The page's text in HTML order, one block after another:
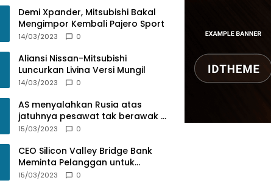
Demi Xpander, Mitsubishi Bakal
Mengimpor Kembali Pajero Sport
14/03/2023 0
Aliansi Nissan-Mitsubishi
Luncurkan Livina Versi Mungil
14/03/2023 0
AS menyalahkan Rusia atas
jatuhnya pesawat tak berawak di
Laut Hitam, Moskow menyangkal
15/03/2023 0
CEO Silicon Valley Bridge Bank
Meminta Pelanggan untuk
menyetor ulang dana Mereka
15/03/2023 0